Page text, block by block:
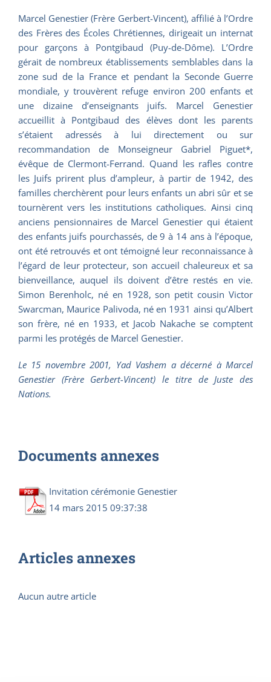
Marcel Genestier (Frère Gerbert-Vincent), affilié à l’Ordre
des Frères des Écoles Chrétiennes, dirigeait un internat
pour garçons à Pontgibaud (Puy-de-Dôme). L’Ordre
gérait de nombreux établissements semblables dans la
zone sud de la France et pendant la Seconde Guerre
mondiale, y trouvèrent refuge environ 200 enfants et
une dizaine d’enseignants juifs. Marcel Genestier
accueillit à Pontgibaud des élèves dont les parents
s’étaient adressés à lui directement ou sur
recommandation de Monseigneur Gabriel Piguet*,
évêque de Clermont-Ferrand. Quand les rafles contre
les Juifs prirent plus d’ampleur, à partir de 1942, des
familles cherchèrent pour leurs enfants un abri sûr et se
tournèrent vers les institutions catholiques. Ainsi cinq
anciens pensionnaires de Marcel Genestier qui étaient
des enfants juifs pourchassés, de 9 à 14 ans à l’époque,
ont été retrouvés et ont témoigné leur reconnaissance à
l’égard de leur protecteur, son accueil chaleureux et sa
bienveillance, auquel ils doivent d’être restés en vie.
Simon Berenholc, né en 1928, son petit cousin Victor
Swarcman, Maurice Palivoda, né en 1931 ainsi qu’Albert
son frère, né en 1933, et Jacob Nakache se comptent
parmi les protégés de Marcel Genestier.
Le 15 novembre 2001, Yad Vashem a décerné à Marcel
Genestier (Frère Gerbert-Vincent) le titre de Juste des
Nations.
Documents annexes
Invitation cérémonie Genestier
14 mars 2015 09:37:38
Articles annexes
Aucun autre article